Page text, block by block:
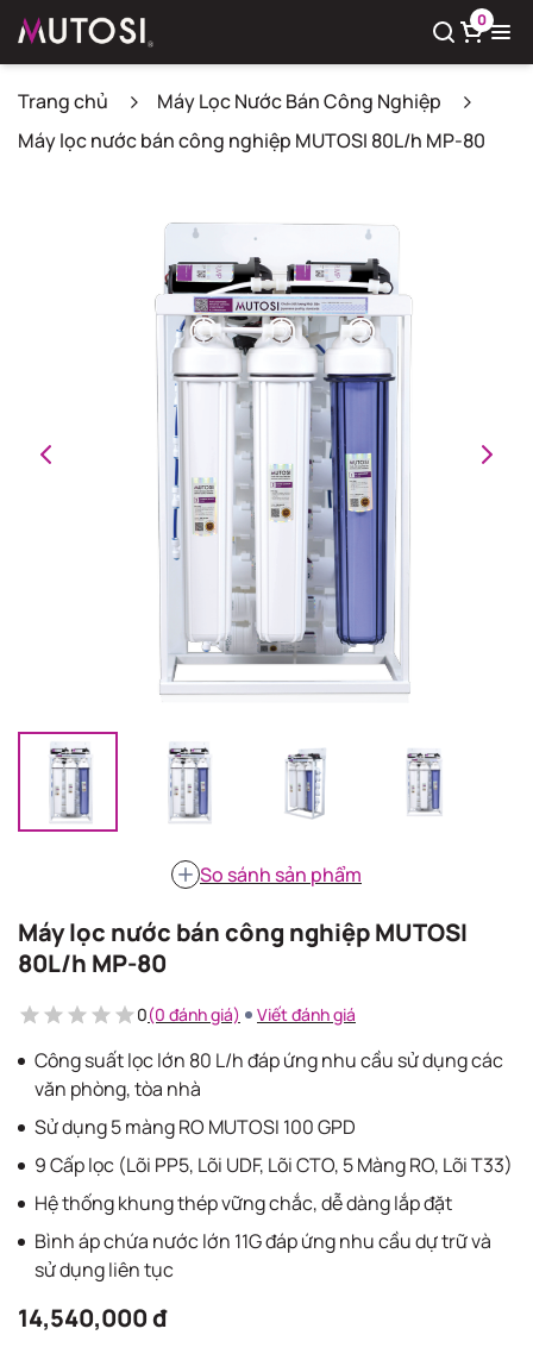
0
sản phẩm trong giỏ hàng Xem giỏ hàng
Trang chủ
Máy Lọc Nước Bán Công Nghiệp
Máy lọc nước bán công nghiệp MUTOSI 80L/h MP-80
So sánh sản phẩm
Máy lọc nước bán công nghiệp MUTOSI
80L/h MP-80
0(0 đánh giá) Viết đánh giá
Công suất lọc lớn 80 L/h đáp ứng nhu cầu sử dụng các
văn phòng, tòa nhà
Sử dụng 5 màng RO MUTOSI 100 GPD
9 Cấp lọc (Lõi PP5, Lõi UDF, Lõi CTO, 5 Màng RO, Lõi T33)
Hệ thống khung thép vững chắc, dễ dàng lắp đặt
Bình áp chứa nước lớn 11G đáp ứng nhu cầu dự trữ và
sử dụng liên tục
14,540,000 đ